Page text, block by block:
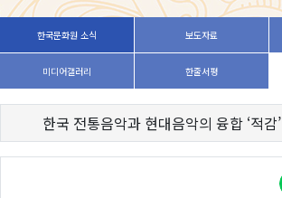
한국문화원 소식 보도자료
미디어갤러리 한줄서평
한국 전통음악과 현대음악의 융합 ‘적감’